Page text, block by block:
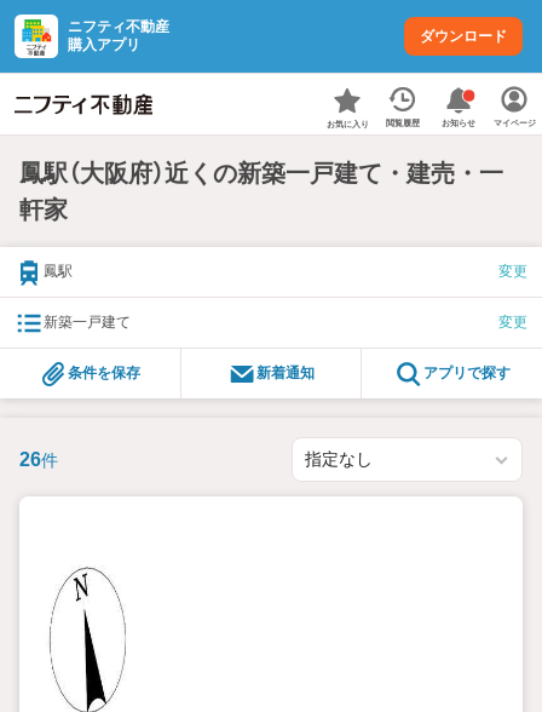
ニフティ不動産
購入アプリ
ダウンロード
お気に入り 閲覧履歴 お知らせ マイページ
鳳駅（大阪府）近くの新築一戸建て・建売・一
軒家
鳳駅 変更
新築一戸建て 変更
条件を保存 新着通知 アプリで探す
26件